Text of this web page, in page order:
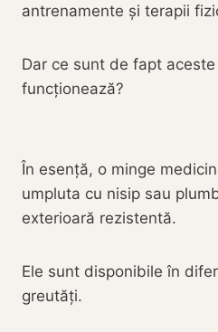
antrenamente și terapii
Dar ce sunt de fapt
funcționează?
În esență, o minge
umpluta cu nisip sau
exterioară rezistentă.
Ele sunt disponibile în
greutăți.